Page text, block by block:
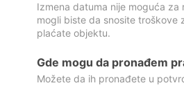
Izmena datuma nije moguća
mogli biste da snosite troškove
plaćate objektu.
Gde mogu da pronađem
Možete da ih pronađete u